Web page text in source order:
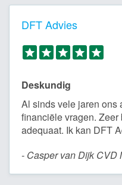
DFT Advies
Deskundig
Al sinds vele jaren ons
financiële vragen. Zeer
adequaat. Ik kan DFT
- Casper van Dijk CVD